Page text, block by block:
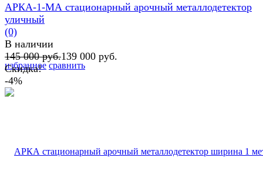
избранное сравнить
АРКА-1-МА стационарный арочный металлодетектор
уличный
(0)
В наличии
145 000 руб.139 000 руб.
Скидка!
-4%